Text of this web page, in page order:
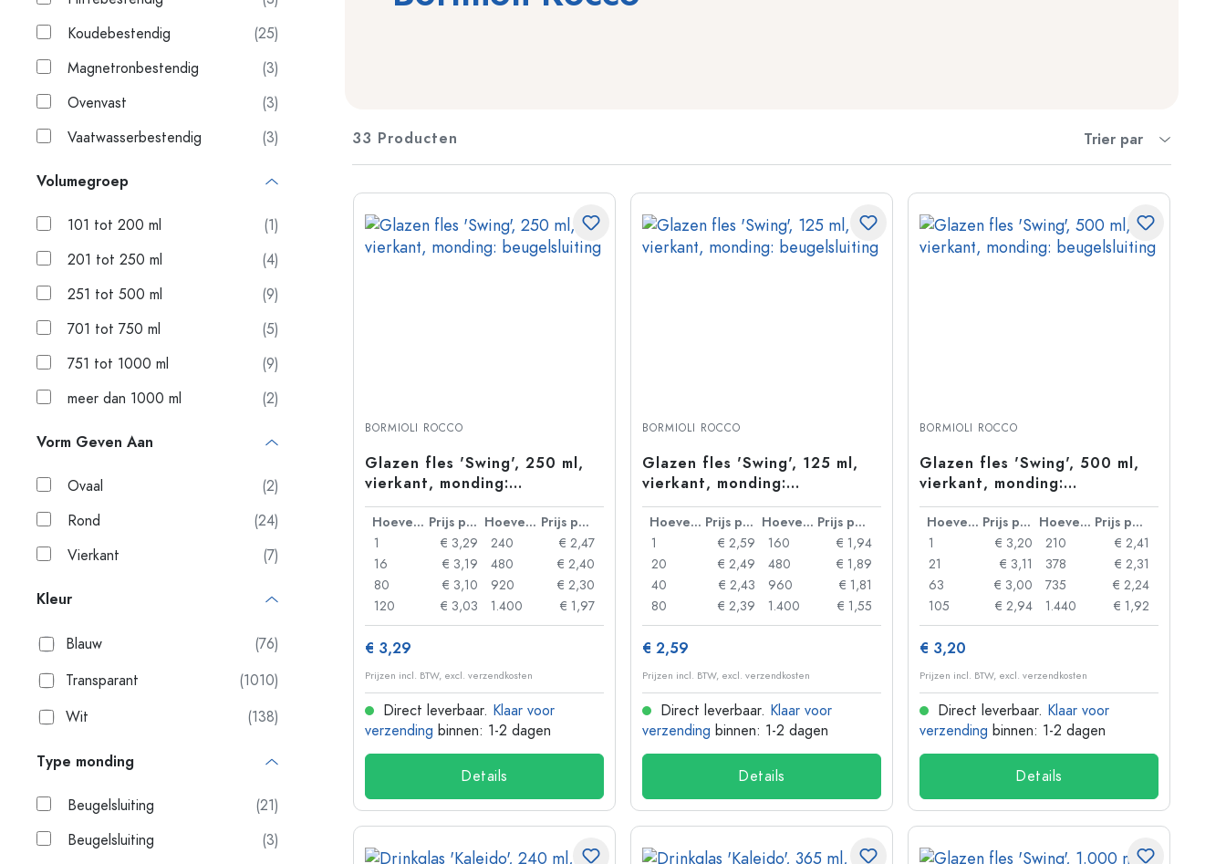
Accessoires
Merken
Nieuwigheden
Flessen per toepassing
Azijn- en olieflessen
Bierflesjes
Drinkflessen
Melkflessen
Flessen per vorm
Apothekers flessen
Flessen met lange hals
Polygonale flessen
Speciaal gevormde flessen
Cilindrische flessen
Flessen per materiaal
Glazen flessen
Koudebestendig
(25)
Magnetronbestendig
(3)
Ovenvast
(3)
Vaatwasserbestendig
(3)
Volumegroep
101 tot 200 ml
(1)
201 tot 250 ml
(4)
251 tot 500 ml
(9)
701 tot 750 ml
(5)
751 tot 1000 ml
(9)
meer dan 1000 ml
(2)
Vorm Geven Aan
Ovaal
(2)
Rond
(24)
Vierkant
(7)
Kleur
Blauw
(76)
Transparant
(1010)
Wit
(138)
Type monding
Beugelsluiting
(21)
Beugelsluiting
(3)
33 Producten Trier par
BORMIOLI ROCCO
Glazen fles 'Swing', 250 ml,
vierkant, monding:
beugelsluiting
Hoeveelheid Prijs per eenheid Hoeveelheid
Prijs per eenheid
1
€ 3,29
16
€ 3,19
80
€ 3,10
120
€ 3,03
240
€ 2,47
480
€ 2,40
920
€ 2,30
1.400
€ 1,97
€ 3,29
Prijzen incl. BTW, excl. verzendkosten
Direct leverbaar. Klaar voor
verzending binnen: 1-2 dagen
Details
BORMIOLI ROCCO
Glazen fles 'Swing', 125 ml,
vierkant, monding:
beugelsluiting
Hoeveelheid Prijs per eenheid Hoeveelheid
Prijs per eenheid
1
€ 2,59
20
€ 2,49
40
€ 2,43
80
€ 2,39
160
€ 1,94
480
€ 1,89
960
€ 1,81
1.400
€ 1,55
€ 2,59
Prijzen incl. BTW, excl. verzendkosten
Direct leverbaar. Klaar voor
verzending binnen: 1-2 dagen
Details
BORMIOLI ROCCO
Glazen fles 'Swing', 500 ml,
vierkant, monding:
beugelsluiting
Hoeveelheid Prijs per eenheid Hoeveelheid
Prijs per eenheid
1
€ 3,20
21
€ 3,11
63
€ 3,00
105
€ 2,94
210
€ 2,41
378
€ 2,31
735
€ 2,24
1.440
€ 1,92
€ 3,20
Prijzen incl. BTW, excl. verzendkosten
Direct leverbaar. Klaar voor
verzending binnen: 1-2 dagen
Details